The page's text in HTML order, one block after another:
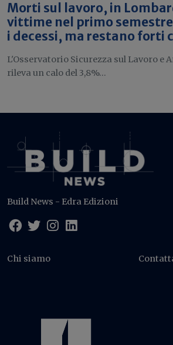
Morti sul lavoro, in
vittime nel primo
i decessi, ma restano forti
L'Osservatorio Sicurezza sul Lavoro e
rileva un calo del 3,8%...
Build News - Edra Edizioni
Chi siamo